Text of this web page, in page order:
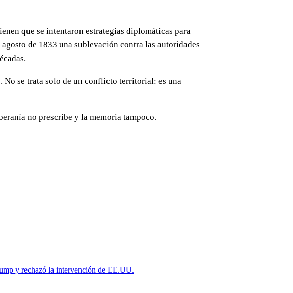
que se intentaron estrategias diplomáticas para
de 1833 una sublevación contra las autoridades
No se trata solo de un conflicto territorial: es una
no prescribe y la memoria tampoco.
y rechazó la intervención de EE.UU.